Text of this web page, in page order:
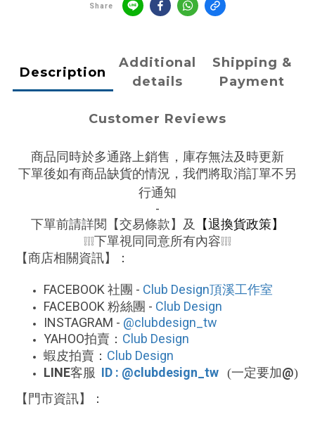
Share
Description
Additional
details
Shipping &
Payment
Customer Reviews
商品同時於多通路上銷售，庫存無法及時更新
下單後如有商品缺貨的情況，我們將取消訂單不另
行通知
-
下單前請詳閱【交易條款】及
【退換貨政策】
❕❕❕下單視同同意所有內容❕❕❕
【商店相關資訊】：
FACEBOOK 社團 - Club Design頂溪工作室
FACEBOOK 粉絲團 - Club Design
INSTAGRAM - @clubdesign_tw
YAHOO拍賣： Club Design
蝦皮拍賣： Club Design
LINE客服 ID : @clubdesign_tw (一定要加@)
【門市資訊】：